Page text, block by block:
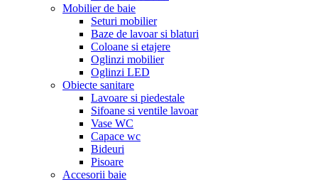
Mobilier de baie
Seturi mobilier
Baze de lavoar si blaturi
Coloane si etajere
Oglinzi mobilier
Oglinzi LED
Obiecte sanitare
Lavoare si piedestale
Sifoane si ventile lavoar
Vase WC
Capace wc
Bideuri
Pisoare
Accesorii baie